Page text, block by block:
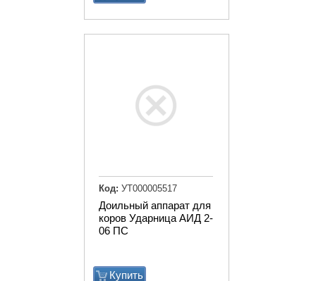
Доильный аппарат для
коров Ударница АИД 2-
06 ПC
Купить
Код: УТ000005517